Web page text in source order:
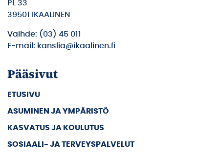
PL 33
39501 IKAALINEN
Vaihde: (03) 45 011
E-mail: kanslia@ikaalinen.fi
Pääsivut
ETUSIVU
ASUMINEN JA YMPÄRISTÖ
KASVATUS JA KOULUTUS
SOSIAALI- JA TERVEYSPALVELUT